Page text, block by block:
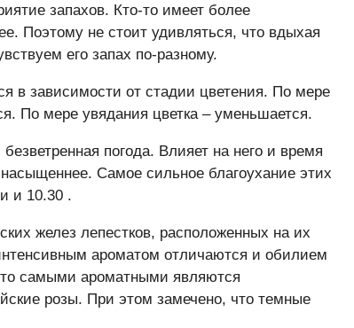
запахов. Кто-то имеет более
Поэтому не стоит удивляться, что вдыхая
его запах по-разному.
в зависимости от стадии цветения. По мере
По мере увядания цветка – уменьшается.
погода. Влияет на него и время
Самое сильное благоухание этих
и 10.30 .
желез лепестков, расположенных на их
ароматом отличаются и обилием
самыми ароматными являются
розы. При этом замечено, что темные